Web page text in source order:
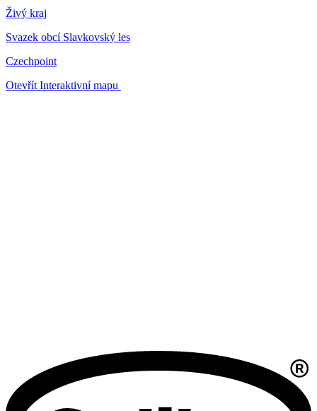
Živý kraj
Svazek obcí Slavkovský les
Czechpoint
Otevřít Interaktivní mapu